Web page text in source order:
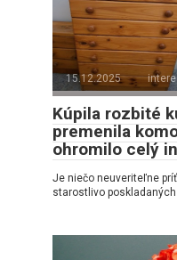
15.12.2025
Kúpila rozbité
premenila
ohromilo celý
Je niečo neuveriteľne
starostlivo